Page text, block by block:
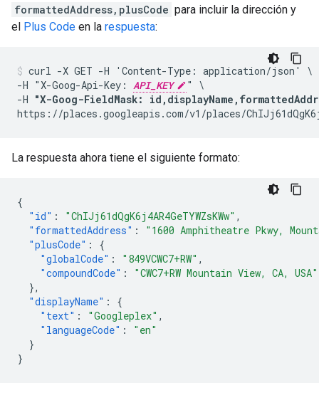
formattedAddress,plusCode para incluir la dirección y
el Plus Code en la respuesta:
curl -X GET -H 'Content-Type: application/json' \
-H "X-Goog-Api-Key: API_KEY
" \
-H "X-Goog-FieldMask:
https://places.googleapis.com/v1/places/
La respuesta ahora tiene el siguiente formato:
{
"id" : "ChIJj61dQgK6j4AR4GeTYWZsKWw" ,
"formattedAddress" :
"1600 Amphitheatre Pkwy,
"plusCode" :
{
"globalCode" : "849VCWC7+RW" ,
"compoundCode" :
"CWC7+RW Mountain View, CA, USA"
},
"displayName" :
{
"text" : "Googleplex" ,
"languageCode" :
"en"
}
}